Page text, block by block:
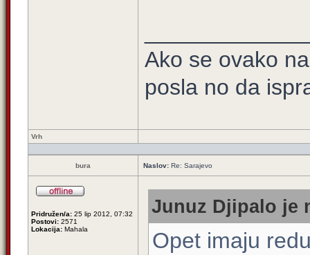
Ako se ovako
posla no da
Vrh
bura Naslov: Re: Sarajevo
Pridružen/a: 25 lip 2012, 07:32
Postovi: 2571
Lokacija: Mahala
Junuz Djipalo je
Opet imaju